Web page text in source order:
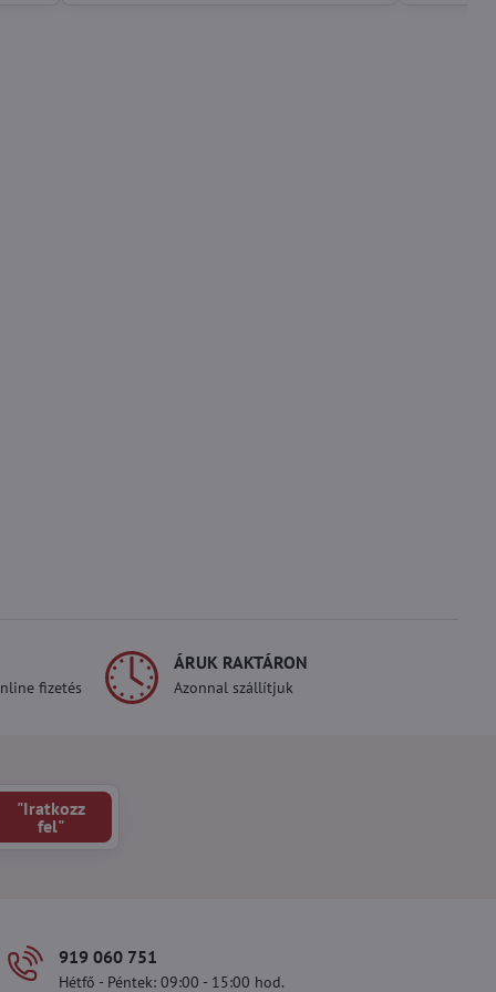
fizetés
ÁRUK RAKTÁRON
Azonnal szállítjuk
"Iratkozz
fel"
919 060 751
Hétfő - Péntek: 09:00 - 15:00 hod.